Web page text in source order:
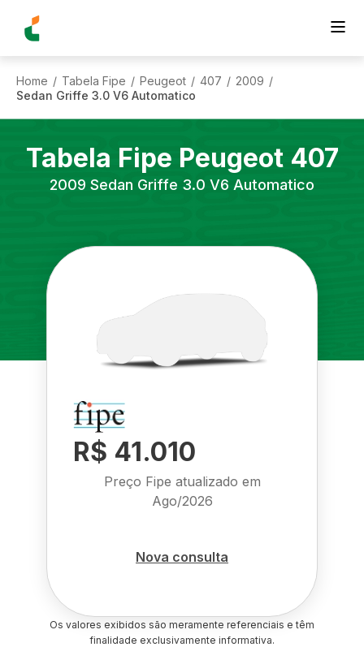
Home / Tabela Fipe / Peugeot / 407 / 2009 /
Sedan Griffe 3.0 V6 Automatico
Tabela Fipe Peugeot 407
2009 Sedan Griffe 3.0 V6 Automatico
R$ 41.010
Preço Fipe atualizado em
Ago/2026
Nova consulta
Os valores exibidos são meramente referenciais e têm
finalidade exclusivamente informativa.